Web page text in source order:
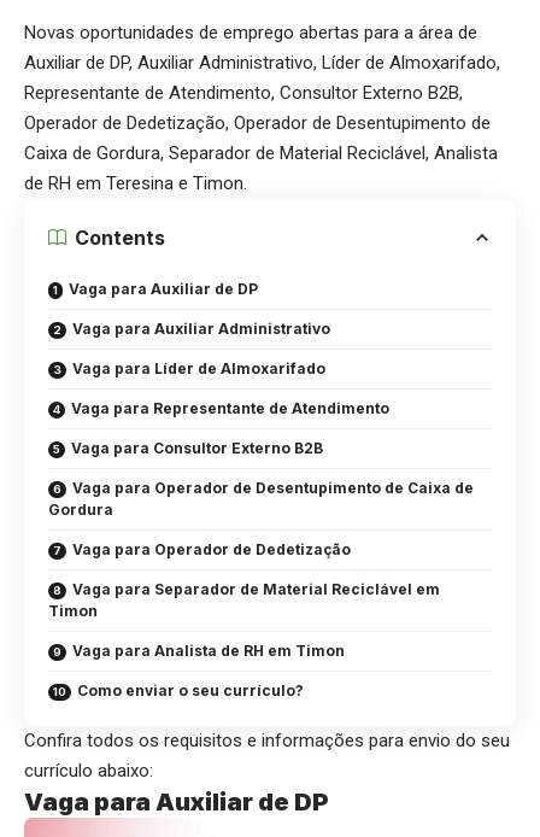
Novas oportunidades de emprego abertas para a área de
Auxiliar de DP, Auxiliar Administrativo, Líder de Almoxarifado,
Representante de Atendimento, Consultor Externo B2B,
Operador de Dedetização, Operador de Desentupimento de
Caixa de Gordura, Separador de Material Reciclável, Analista
de RH em Teresina e Timon.
Contents
Vaga para Auxiliar de DP
Vaga para Auxiliar Administrativo
Vaga para Líder de Almoxarifado
Vaga para Representante de Atendimento
Vaga para Consultor Externo B2B
Vaga para Operador de Desentupimento de Caixa de
Gordura
Vaga para Operador de Dedetização
Vaga para Separador de Material Reciclável em
Timon
Vaga para Analista de RH em Timon
Como enviar o seu currículo?
Confira todos os requisitos e informações para envio do seu
currículo abaixo:
Vaga para Auxiliar de DP